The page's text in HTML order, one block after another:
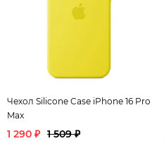
Чехол Silicone Case iPhone 16 Pro
Max
1 290 ₽ 1 509 ₽